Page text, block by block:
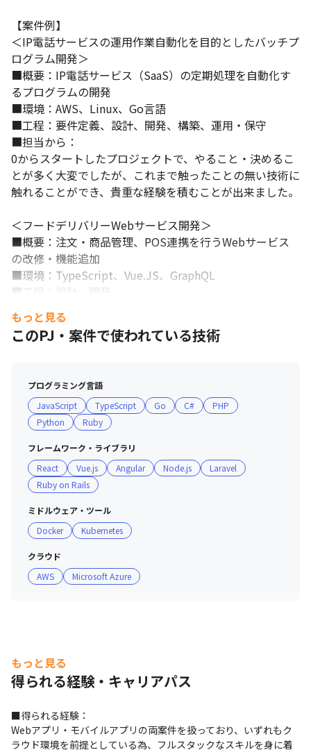
【案件例】
＜IP電話サービスの運用作業自動化を目的としたバッチプ
ログラム開発＞
■概要：IP電話サービス（SaaS）の定期処理を自動化す
るプログラムの開発
■環境：AWS、Linux、Go言語
■工程：要件定義、設計、開発、構築、運用・保守
■担当から：
0からスタートしたプロジェクトで、やること・決めるこ
とが多く大変でしたが、これまで触ったことの無い技術に
触れることができ、貴重な経験を積むことが出来ました。
＜フードデリバリーWebサービス開発＞
■概要：注文・商品管理、POS連携を行うWebサービス
の改修・機能追加
■環境：TypeScript、Vue.JS、GraphQL
■工程：設計、開発
■担当から：
顧客に合わせて仕様を決めたり、テイクアウトに対応する
など利用者目線での観点が必要でした。
■概要：1on1支援アプリと各種カレンダーを連携
（Google、Garoon、Outlook）
■環境：TypeScript、GraphQL、Angular、Ruby on
Rails、Python + FastAPI、AWS、Claude Code、
CODEX、DEVIN
■工程：設計、開発、構築、保守
■担当から：
コミュニケーションを多く取る現場でした。また、生成AI
を積極的に活用しています。
もっと見る
このPJ・案件で使われている技術
プログラミング言語
JavaScript
TypeScript Go C#
PHP
Python
Ruby
フレームワーク・ライブラリ
React
Vue.js Angular Node.js
Laravel
Ruby on Rails
ミドルウェア・ツール
Docker
Kubernetes
クラウド
AWS
Microsoft Azure
もっと見る
得られる経験・キャリアパス
■得られる経験：
Webアプリ・モバイルアプリの両案件を扱っており、いずれもク
ラウド環境を前提としている為、フルスタックなスキルを身に着